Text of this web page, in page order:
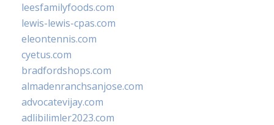
leesfamilyfoods.com
lewis-lewis-cpas.com
eleontennis.com
cyetus.com
bradfordshops.com
almadenranchsanjose.com
advocatevijay.com
adlibilimler2023.com